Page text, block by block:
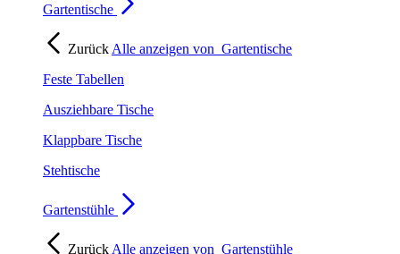
Gartentische
Zurück Alle anzeigen von Gartentische
Feste Tabellen
Ausziehbare Tische
Klappbare Tische
Stehtische
Gartenstühle
Zurück Alle anzeigen von Gartenstühle